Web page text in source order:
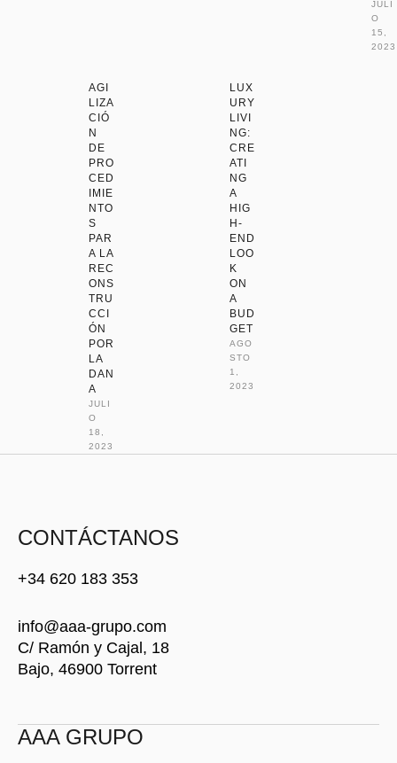
JULI
O
15,
2023
AGI
LIZA
CIÓ
N
DE
PRO
CED
IMIE
NTO
S
PAR
A LA
REC
ONS
TRU
CCI
ÓN
POR
LA
DAN
A
JULI
O
18,
2023
LUX
URY
LIVI
NG:
CRE
ATI
NG
A
HIG
H-
END
LOO
K
ON
A
BUD
GET
AGO
STO
1,
2023
CONTÁCTANOS
+34 620 183 353
info@aaa-grupo.com
C/ Ramón y Cajal, 18
Bajo, 46900 Torrent
AAA GRUPO